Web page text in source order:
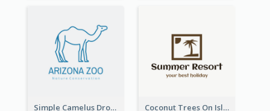
Simple Camelus Dromedary Logo Coconut Trees On Island Logo For Holiday Travelling